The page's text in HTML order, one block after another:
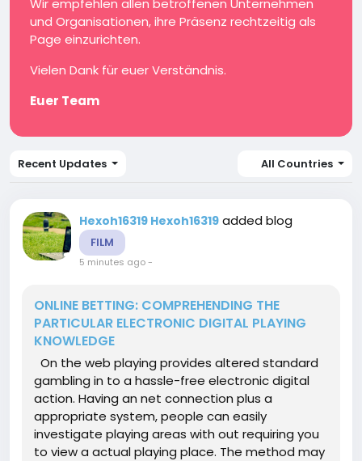
Wir empfehlen allen betroffenen Unternehmen
und Organisationen, ihre Präsenz rechtzeitig als
Page einzurichten.
Vielen Dank für euer Verständnis.
Euer Team
Recent Updates All Countries
Hexoh16319 Hexoh16319 added blog
FILM
5 minutes ago-
ONLINE BETTING: COMPREHENDING THE
PARTICULAR ELECTRONIC DIGITAL PLAYING
KNOWLEDGE
On the web playing provides altered standard
gambling in to a hassle-free electronic digital
action. Having an net connection plus a
appropriate system, people can easily
investigate playing areas with out requiring you
to view a actual playing place. The method may